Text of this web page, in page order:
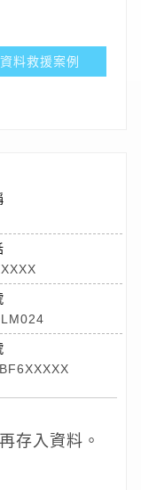
料救援案例
存入資料。